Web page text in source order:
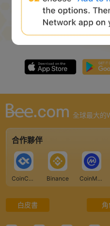
全球最大的
合作夥伴
CoinCarp Binance CoinMarketCap
白皮書 角